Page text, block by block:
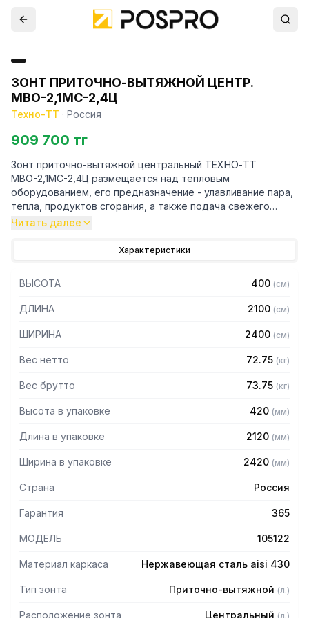
ЗОНТ ПРИТОЧНО-ВЫТЯЖНОЙ ЦЕНТР.
МВО-2,1МС-2,4Ц
Техно-ТТ · Россия
909 700 тг
Зонт приточно-вытяжной центральный ТЕХНО-ТТ
МВО-2,1МС-2,4Ц размещается над тепловым
оборудованием, его предназначение - улавливание пара,
тепла, продуктов сгорания, а также подача свежего
воздуха, что благоприятно сказывается на микроклимате
предметах мебели и кухонной утвари. Поэтому это
оборудование формирует микроклимат в помещении и
защищает сотрудников горячего цеха.
— Бескаркасный
0,8мм
— Поставляется в собранном виде
Читать далее
Характеристики
ВЫСОТА 400 (см)
ДЛИНА 2100 (см)
ШИРИНА 2400 (см)
Вес нетто 72.75 (кг)
Вес брутто 73.75 (кг)
Высота в упаковке 420 (мм)
Длина в упаковке 2120 (мм)
Ширина в упаковке 2420 (мм)
Страна Россия
Гарантия 365
МОДЕЛЬ 105122
Материал каркаса Нержавеющая сталь aisi 430
Тип зонта Приточно-вытяжной (л.)
Расположение зонта Центральный (л.)